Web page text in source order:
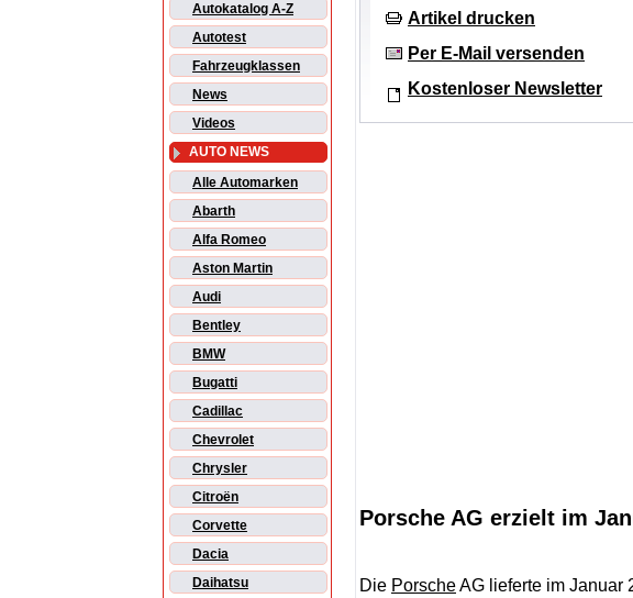
Autokatalog A-Z
Autotest
Fahrzeugklassen
News
Videos
AUTO NEWS
Alle Automarken
Abarth
Alfa Romeo
Aston Martin
Audi
Bentley
BMW
Bugatti
Cadillac
Chevrolet
Chrysler
Citroën
Corvette
Dacia
Daihatsu
Artikel drucken
Per E-Mail versenden
Kostenloser Newsletter
Porsche AG erzielt im
Die PorscheAG lieferte im Januar